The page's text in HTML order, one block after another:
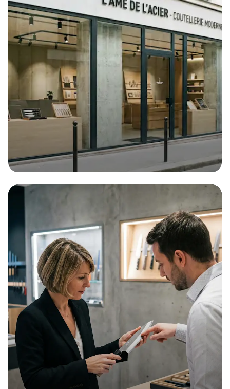
Dès 30€ par mois
Multirisque
La solution d'assurance tout-en-un pour votre
entreprise !
Obtenir devis
Obtenir